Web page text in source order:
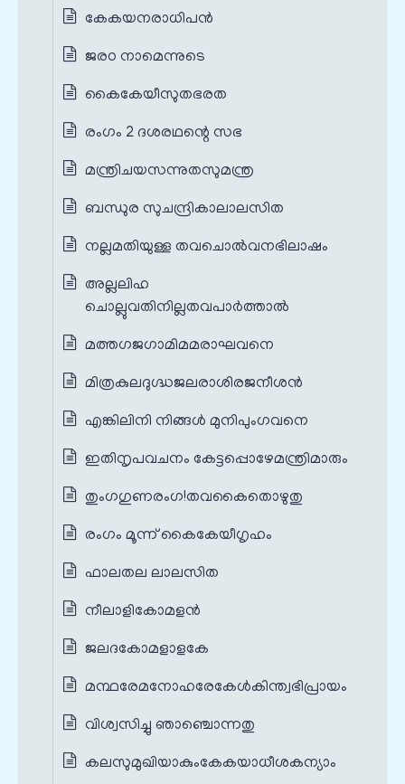
കേകയനരാധിപന്‍
ജരഠ നാമെന്നുടെ
കൈകേയീസുതഭരത
രംഗം 2 ദശരഥന്റെ സഭ
മന്ത്രിചയസന്നുതസുമന്ത്ര
ബന്ധുര സുചന്ദ്രികാലാലസിത
നല്ലമതിയുള്ള തവചൊല്‍വനഭിലാഷം
അല്ലലിഹ
ചൊല്ലുവതിനില്ലതവപാര്‍ത്താല്‍
മത്തഗജഗാമിമമരാഘവനെ
മിത്രകുലദുഗ്ദ്ധജലരാശിരജനീശന്‍
എങ്കിലിനി നിങ്ങള്‍ മുനിപുംഗവനെ
ഇതിനൃപവചനം കേട്ടപ്പൊഴേമന്ത്രിമാരും
തുംഗഗുണരംഗ!തവകൈതൊഴുതു
രംഗം മൂന്ന് കൈകേയീഗൃഹം
ഫാലതല ലാലസിത
നീലാളികോമളന്‍
ജലദകോമളാളകേ
മന്ഥരേമനോഹരേകേള്‍കിന്ത്വഭിപ്രായം
വിശ്വസിച്ചു ഞാഞ്ചൊന്നതു
കലസുമുഖിയാകുംകേകയാധീശകന്യാം